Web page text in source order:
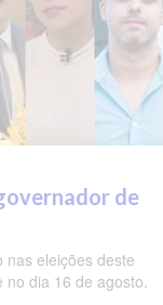
de
nas eleições deste
dia 16 de agosto.